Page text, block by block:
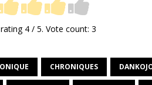
4/ 5. Vote count: 3
CHRONIQUES